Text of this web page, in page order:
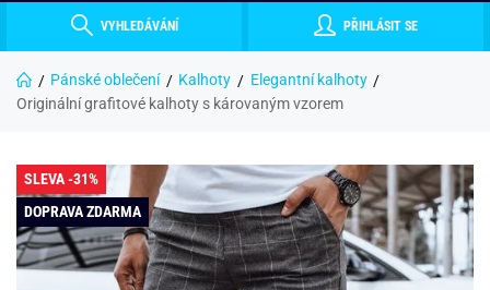
VYHLEDÁVÁNÍ PŘIHLÁSIT SE
Pánské oblečení Kalhoty
Elegantní kalhoty
Originální grafitové kalhoty s károvaným vzorem
SLEVA -31%
DOPRAVA ZDARMA